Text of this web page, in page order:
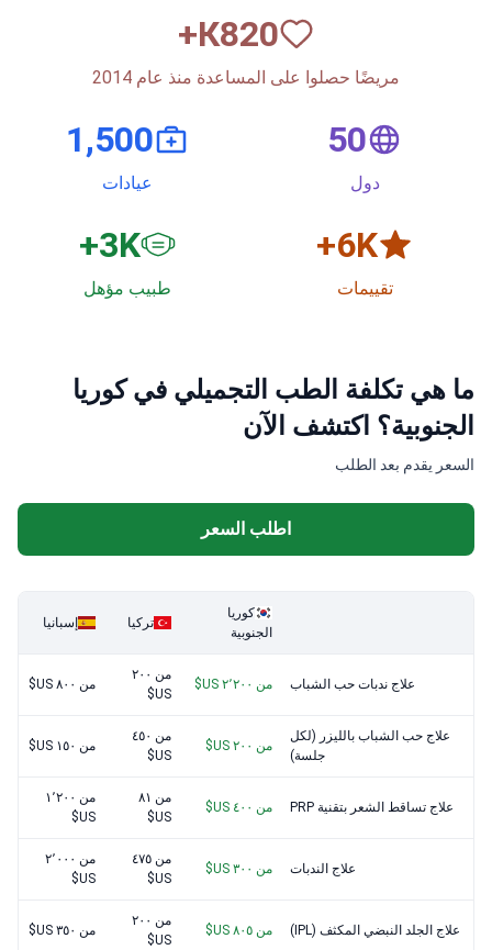
820
К+
مريضًا حصلوا على المساعدة منذ عام 2014
50
دول
1,500
عيادات
6K+
تقييمات
3K+
طبيب مؤهل
ما هي تكلفة الطب التجميلي في كوريا
الجنوبية؟ اكتشف الآن
السعر يقدم بعد الطلب
اطلب السعر
كوريا
الجنوبية
تركيا إسبانيا
علاج ندبات حب الشباب من ٢٬٢٠٠ US$
من ٢٠٠
US$
من ٨٠٠ US$
علاج حب الشباب بالليزر (لكل
جلسة)
من ٢٠٠ US$
من ٤٥٠
US$
من ١٥٠ US$
علاج تساقط الشعر بتقنية PRP من ٤٠٠ US$
من ٨١
US$
من ١٬٢٠٠
US$
علاج الندبات من ٣٠٠ US$
من ٤٧٥
US$
من ٢٬٠٠٠
US$
علاج الجلد النبضي المكثف (IPL) من ٨٠٥ US$
من ٢٠٠
US$
من ٣٥٠ US$